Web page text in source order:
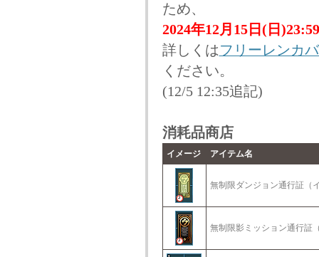
ため、
2024年12月15日(日
詳しくはフリーレンカ
ください。
(12/5 12:35追記)
消耗品商店
イメージ アイテム名
無制限ダンジョン通行証（
無制限影ミッション通行証